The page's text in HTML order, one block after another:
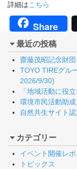
詳細はこちら
Share
最近の投稿
齋藤茂昭記念財
TOYO TIREグル
2026/9/30)
「地域活動に役
環境市民活動助
自然共生サイト
カテゴリー
イベント開催レポ
トピックス